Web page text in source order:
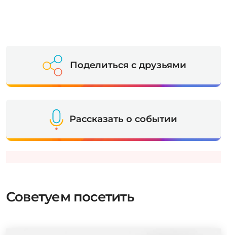
Поделиться с друзьями
Рассказать о событии
Советуем посетить